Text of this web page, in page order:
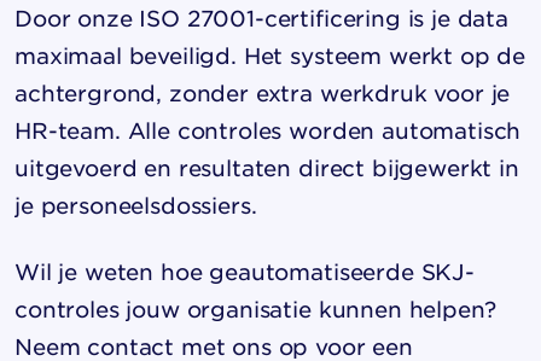
Door onze ISO 27001-certificering is je data
maximaal beveiligd. Het systeem werkt op de
achtergrond, zonder extra werkdruk voor je
HR-team. Alle controles worden automatisch
uitgevoerd en resultaten direct bijgewerkt in
je personeelsdossiers.
Wil je weten hoe geautomatiseerde SKJ-
controles jouw organisatie kunnen helpen?
Neem contact met ons op voor een